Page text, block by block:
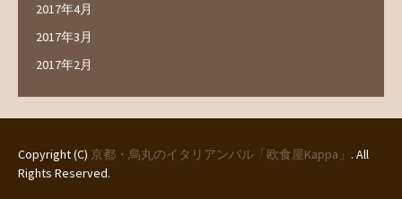
2017年4月
2017年3月
2017年2月
Copyright (C) 京都・烏丸のイタリアンバル「欧食屋Kappa」 . All
Rights Reserved.